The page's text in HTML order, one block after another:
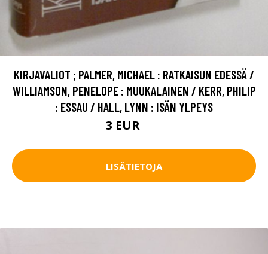
KIRJAVALIOT ; PALMER, MICHAEL : RATKAISUN EDESSÄ /
WILLIAMSON, PENELOPE : MUUKALAINEN / KERR, PHILIP
: ESSAU / HALL, LYNN : ISÄN YLPEYS
3 EUR
LISÄTIETOJA